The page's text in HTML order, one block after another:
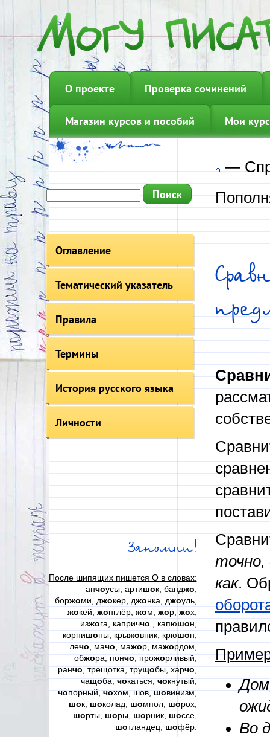
О проекте Проверка сочинений
Магазин курсов и пособий Мои
Оглавление
Тематический указатель
Правила
Термины
История русского языка
Личности
Запомни!
После шипящих пишется О в словах:
анчоусы, артишок, банджо
боржоми, джокер, джонка, джоуль,
жокей, жонглёр, жом, жор, жох,
изжога, каприччо , капюшон,
корнишоны, крыжовник, крюшон,
лечо , мачо , мажор, мажордом,
обжора, пончо, прожорливый,
ранчо, трещотка, трущобы, харчо,
чащоба,чокаться,чокнутый,
чопорный,чохом, шов,шовинизм,
шок,шоколад,шомпол,шорох,
шорты,шоры,шорник,шоссе,
шотландец,шофёр.
—
точно,
как.
Во